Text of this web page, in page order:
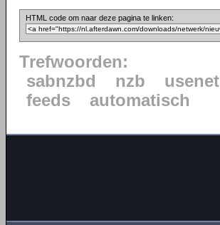
HTML code om naar deze pagina te linken:
Trefwoorden:
sabnzbd
nzb usenet
feeds
automatisch